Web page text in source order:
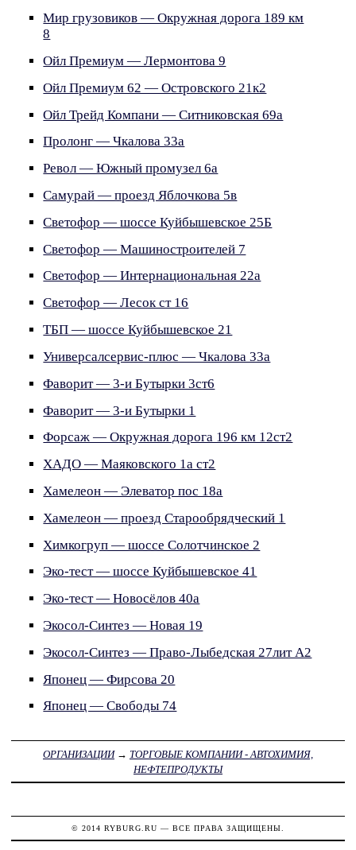
Мир грузовиков — Окружная дорога 189 км
8
Ойл Премиум — Лермонтова 9
Ойл Премиум 62 — Островского 21к2
Ойл Трейд Компани — Ситниковская 69а
Пролонг — Чкалова 33а
Револ — Южный промузел 6а
Самурай — проезд Яблочкова 5в
Светофор — шоссе Куйбышевское 25Б
Светофор — Машиностроителей 7
Светофор — Интернациональная 22а
Светофор — Лесок ст 16
ТБП — шоссе Куйбышевское 21
Универсалсервис-плюс — Чкалова 33а
Фаворит — 3-и Бутырки 3ст6
Фаворит — 3-и Бутырки 1
Форсаж — Окружная дорога 196 км 12ст2
ХАДО — Маяковского 1а ст2
Хамелеон — Элеватор пос 18а
Хамелеон — проезд Старообрядческий 1
Химкогруп — шоссе Солотчинское 2
Эко-тест — шоссе Куйбышевское 41
Эко-тест — Новосёлов 40а
Экосол-Синтез — Новая 19
Экосол-Синтез — Право-Лыбедская 27лит А2
Японец — Фирсова 20
Японец — Свободы 74
ОРГАНИЗАЦИИ→ ТОРГОВЫЕ КОМПАНИИ - АВТОХИМИЯ,
НЕФТЕПРОДУКТЫ
© 2014 RYBURG.RU — ВСЕ ПРАВА ЗАЩИЩЕНЫ.